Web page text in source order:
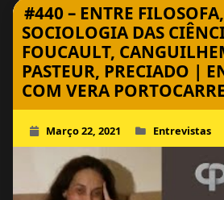
#440 – ENTRE
SOCIOLOGIA DAS
FOUCAULT,
PASTEUR, PRECIADO |
COM VERA
Março 22, 2021 Entrevistas